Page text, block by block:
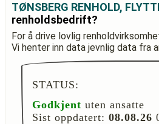
TØNSBERG RENHOLD,
renholdsbedrift?
For å drive lovlig
Vi henter inn data jevnlig data fra
STATUS:
Godkjent uten ansatte
Sist oppdatert: 08.08.26